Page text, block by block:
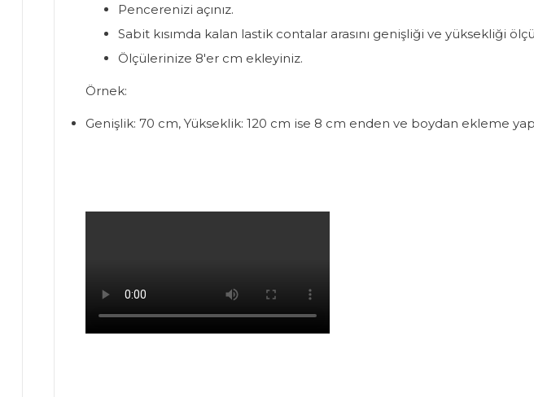
Pencerenizi açınız.
Sabit kısımda kalan lastik contalar arasını genişliği ve yüksekliği
Ölçülerinize 8'er cm ekleyiniz.
Örnek:
Genişlik: 70 cm, Yükseklik: 120 cm ise 8 cm enden ve boydan ekleme